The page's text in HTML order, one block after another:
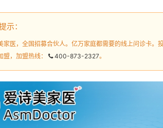
示：
家医，全国招募合伙人。亿万家庭都需要的线上问诊卡。
盟，加盟热线：
400-873-2327。